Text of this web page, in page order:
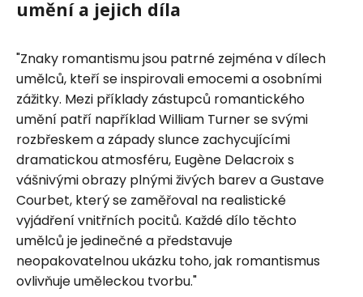
umění a jejich díla
"Znaky romantismu jsou patrné zejména v dílech
umělců, kteří se inspirovali emocemi a osobními
zážitky. Mezi příklady zástupců romantického
umění patří například William Turner se svými
rozbřeskem a západy slunce zachycujícími
dramatickou atmosféru, Eugène Delacroix s
vášnivými obrazy plnými živých barev a Gustave
Courbet, který se zaměřoval na realistické
vyjádření vnitřních pocitů. Každé dílo těchto
umělců je jedinečné a představuje
neopakovatelnou ukázku toho, jak romantismus
ovlivňuje uměleckou tvorbu."